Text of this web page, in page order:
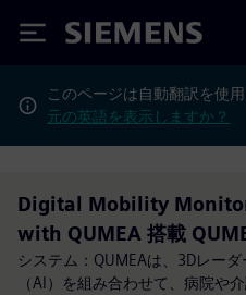
Siemens
このページは自動翻訳を使
元の英語を表示しますか？
Digital Mobility
with QUMEA 搭載
システム：QUMEAは、3Dレー
（AI）を組み合わせて、病院や